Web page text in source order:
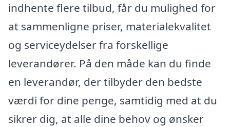
indhente flere tilbud, får du mulighed for
at sammenligne priser, materialekvalitet
og serviceydelser fra forskellige
leverandører. På den måde kan du finde
en leverandør, der tilbyder den bedste
værdi for dine penge, samtidig med at du
sikrer dig, at alle dine behov og ønsker